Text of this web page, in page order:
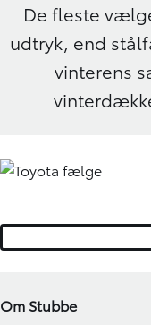
De fleste
udtryk, end
vinterens
Om Stubbe